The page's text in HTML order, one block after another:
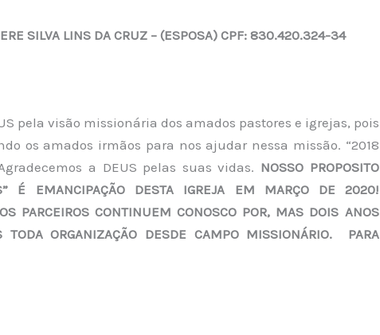
SILVA LINS DA CRUZ – (ESPOSA) CPF: 830.420.324-34
pela visão missionária dos amados pastores e igrejas, pois
os amados irmãos para nos ajudar nessa missão. “2018
a DEUS pelas suas vidas. NOSSO PROPOSITO
É EMANCIPAÇÃO DESTA IGREJA EM MARÇO DE 2020!
PARCEIROS CONTINUEM CONOSCO POR, MAS DOIS ANOS
TODA ORGANIZAÇÃO DESDE CAMPO MISSIONÁRIO. PARA